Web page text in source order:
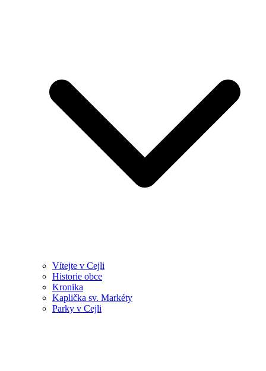
Vítejte v Cejli
Historie obce
Kronika
Kaplička sv. Markéty
Parky v Cejli